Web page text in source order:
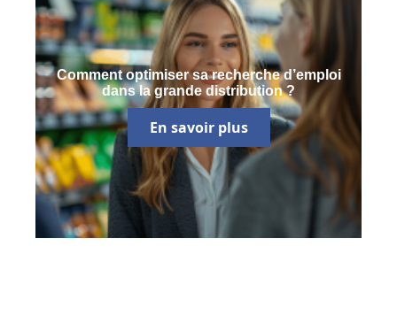
Comment optimiser sa recherche d’emploi
dans la grande distribution ?
En savoir plus